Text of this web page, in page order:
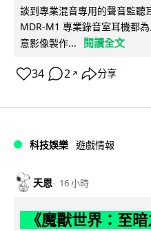
談到專業混音專用的聲音監聽
MDR-M1 專業錄音室耳機都
意影像製作...
閱讀全文
34 2 ↗ 分享
科技娛樂 遊戲情報
天恩 16 小時
《魔獸世界：至